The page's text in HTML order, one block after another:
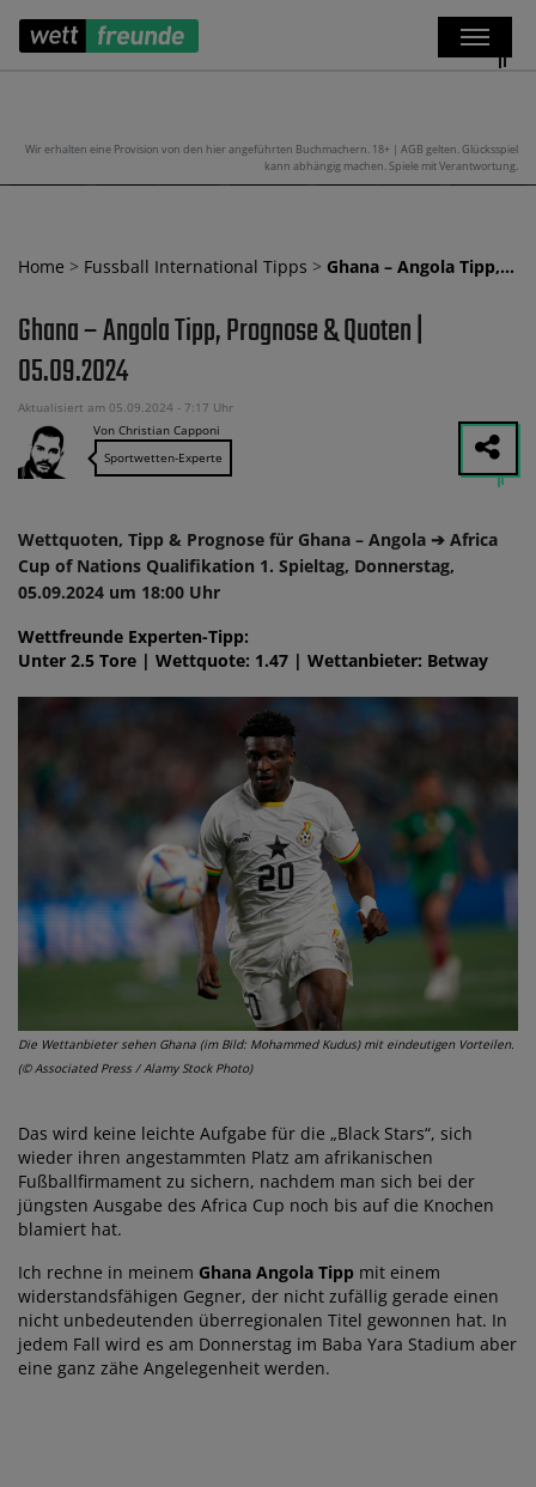
Wir erhalten eine Provision von den hier angeführten Buchmachern. 18+ | AGB gelten. Glücksspiel
kann abhängig machen. Spiele mit Verantwortung.
Home > Fussball International Tipps > Ghana – Angola Tipp,…
Ghana – Angola Tipp, Prognose & Quoten |
05.09.2024
Aktualisiert am 05.09.2024 - 7:17 Uhr
Von Christian Capponi
Sportwetten-Experte
Wettquoten, Tipp & Prognose für Ghana – Angola ➔ Africa
Cup of Nations Qualifikation 1. Spieltag, Donnerstag,
05.09.2024 um 18:00 Uhr
Wettfreunde Experten-Tipp:
Unter 2.5 Tore | Wettquote: 1.47 | Wettanbieter: Betway
Die Wettanbieter sehen Ghana (im Bild: Mohammed Kudus) mit eindeutigen Vorteilen.
(© Associated Press / Alamy Stock Photo)
Das wird keine leichte Aufgabe für die „Black Stars“, sich
wieder ihren angestammten Platz am afrikanischen
Fußballfirmament zu sichern, nachdem man sich bei der
jüngsten Ausgabe des Africa Cup noch bis auf die Knochen
blamiert hat.
Ich rechne in meinem Ghana Angola Tipp mit einem
widerstandsfähigen Gegner, der nicht zufällig gerade einen
nicht unbedeutenden überregionalen Titel gewonnen hat. In
jedem Fall wird es am Donnerstag im Baba Yara Stadium aber
eine ganz zähe Angelegenheit werden.